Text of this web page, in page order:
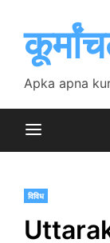
content
Apka apna
विविध